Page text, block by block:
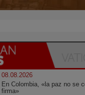
08.08.2026
En Colombia, «la paz no se
firma»